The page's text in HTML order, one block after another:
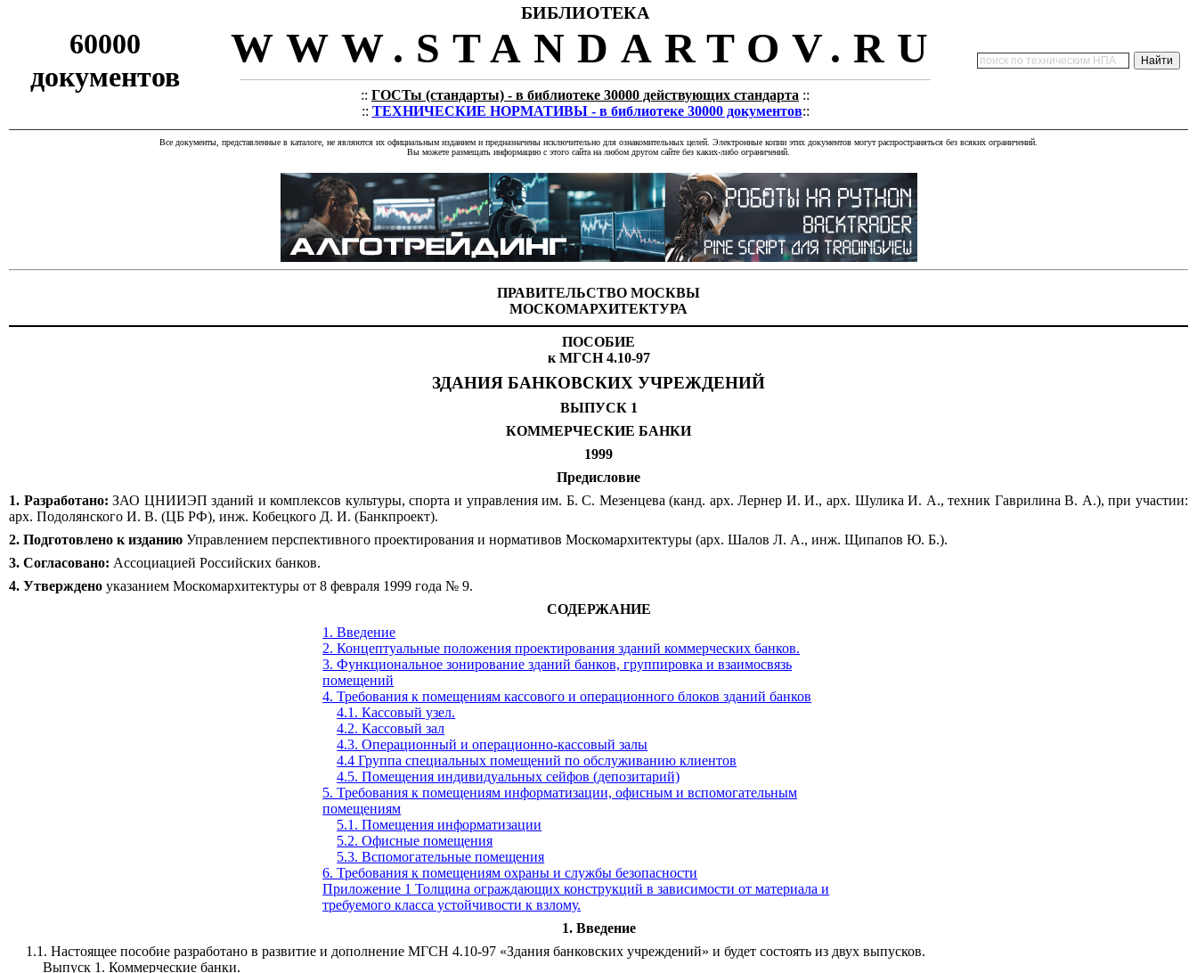
60000
документов
БИБЛИОТЕКА
WWW.STANDARTOV.RU
:: ГОСТы (стандарты) - в библиотеке 30000 действующих стандарта ::
:: ТЕХНИЧЕСКИЕ НОРМАТИВЫ - в библиотеке 30000 документов::
Все документы, представленные в каталоге, не являются их официальным изданием и предназначены исключительно для ознакомительных целей. Электронные копии этих документов могут распространяться без всяких ограничений.
Вы можете размещать информацию с этого сайта на любом другом сайте без каких-либо ограничений.
ПРАВИТЕЛЬСТВО МОСКВЫ
МОСКОМАРХИТЕКТУРА
ПОСОБИЕ
к МГСН 4.10-97
ЗДАНИЯ БАНКОВСКИХ УЧРЕЖДЕНИЙ
ВЫПУСК 1
КОММЕРЧЕСКИЕ БАНКИ
1999
Предисловие
1. Разработано: ЗАО ЦНИИЭП зданий и комплексов культуры, спорта и управления им. Б. С. Мезенцева (канд. арх. Лернер И. И., арх. Шулика И. А., техник Гаврилина В. А.), при участии:
арх. Подолянского И. В. (ЦБ РФ), инж. Кобецкого Д. И. (Банкпроект).
2. Подготовлено к изданию Управлением перспективного проектирования и нормативов Москомархитектуры (арх. Шалов Л. А., инж. Щипапов Ю. Б.).
3. Согласовано: Ассоциацией Российских банков.
4. Утверждено указанием Москомархитектуры от 8 февраля 1999 года № 9.
СОДЕРЖАНИЕ
1. Введение
2. Концептуальные положения проектирования зданий коммерческих банков.
3. Функциональное зонирование зданий банков, группировка и взаимосвязь
помещений
4. Требования к помещениям кассового и операционного блоков зданий банков
4.1. Кассовый узел.
4.2. Кассовый зал
4.3. Операционный и операционно-кассовый залы
4.4 Группа специальных помещений по обслуживанию клиентов
4.5. Помещения индивидуальных сейфов (депозитарий)
5. Требования к помещениям информатизации, офисным и вспомогательным
помещениям
5.1. Помещения информатизации
5.2. Офисные помещения
5.3. Вспомогательные помещения
6. Требования к помещениям охраны и службы безопасности
Приложение 1 Толщина ограждающих конструкций в зависимости от материала и
требуемого класса устойчивости к взлому.
1. Введение
1.1. Настоящее пособие разработано в развитие и дополнение МГСН 4.10-97 «Здания банковских учреждений» и будет состоять из двух выпусков.
Выпуск 1. Коммерческие банки.